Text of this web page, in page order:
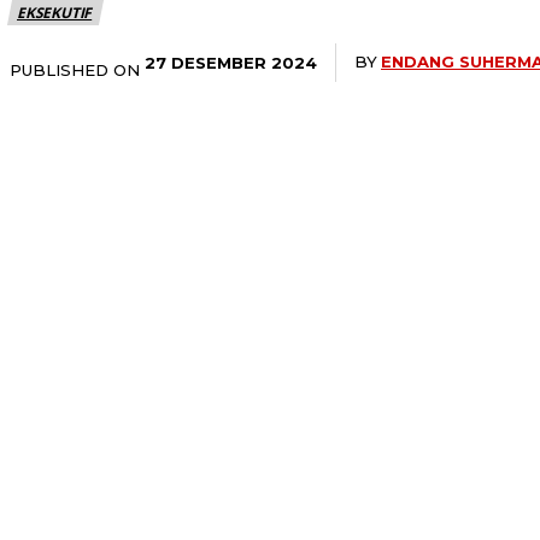
EKSEKUTIF
PUBLISHED ON 27 DESEMBER 2024 BY ENDANG